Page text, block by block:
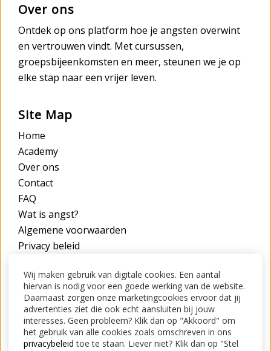
Over ons
Ontdek op ons platform hoe je angsten overwint
en vertrouwen vindt. Met cursussen,
groepsbijeenkomsten en meer, steunen we je op
elke stap naar een vrijer leven.
Site Map
Home
Academy
Over ons
Contact
FAQ
Wat is angst?
Algemene voorwaarden
Privacy beleid
Contact
STOP jouw angst
Online platform
Contact?Klik hier
Wij maken gebruik van digitale cookies. Een aantal
hiervan is nodig voor een goede werking van de website.
Daarnaast zorgen onze marketingcookies ervoor dat jij
advertenties ziet die ook echt aansluiten bij jouw
interesses. Geen probleem? Klik dan op "Akkoord" om
het gebruik van alle cookies zoals omschreven in ons
privacybeleid toe te staan. Liever niet? Klik dan op "Stel